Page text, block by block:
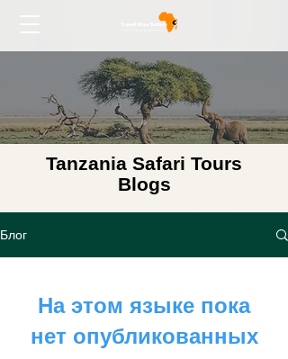
Tanzania Safari Tours
Blogs
Блог
На этом языке пока
нет опубликованных